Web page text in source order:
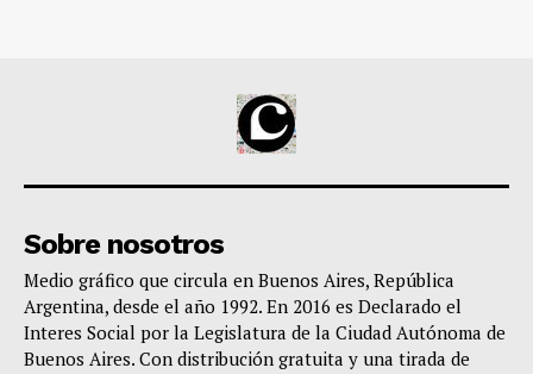
Sobre nosotros
Medio gráfico que circula en Buenos Aires, República
Argentina, desde el año 1992. En 2016 es Declarado el
Interes Social por la Legislatura de la Ciudad Autónoma de
Buenos Aires. Con distribución gratuita y una tirada de